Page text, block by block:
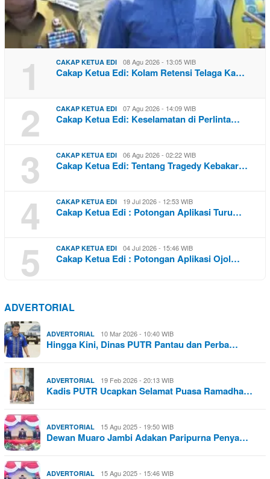
1 CAKAP KETUA EDI 08 Agu 2026 - 13:05 WIB
Cakap Ketua Edi: Kolam Retensi Telaga Ka…
2 CAKAP KETUA EDI 07 Agu 2026 - 14:09 WIB
Cakap Ketua Edi: Keselamatan di Perlinta…
3 CAKAP KETUA EDI 06 Agu 2026 - 02:22 WIB
Cakap Ketua Edi: Tentang Tragedy Kebakar…
4 CAKAP KETUA EDI 19 Jul 2026 - 12:53 WIB
Cakap Ketua Edi : Potongan Aplikasi Turu…
5 CAKAP KETUA EDI 04 Jul 2026 - 15:46 WIB
Cakap Ketua Edi : Potongan Aplikasi Ojol…
ADVERTORIAL
ADVERTORIAL 10 Mar 2026 - 10:40 WIB
Hingga Kini, Dinas PUTR Pantau dan Perba…
ADVERTORIAL 19 Feb 2026 - 20:13 WIB
Kadis PUTR Ucapkan Selamat Puasa Ramadha…
ADVERTORIAL 15 Agu 2025 - 19:50 WIB
Dewan Muaro Jambi Adakan Paripurna Penya…
ADVERTORIAL 15 Agu 2025 - 15:46 WIB